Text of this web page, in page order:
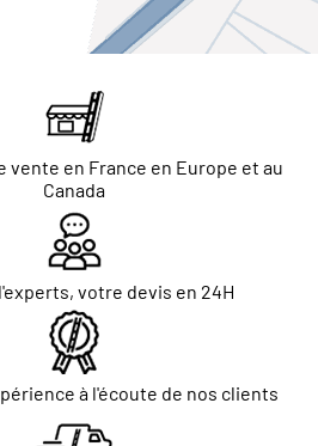
vente en France en Europe et au
Canada
votre devis en 24H
à l'écoute de nos clients